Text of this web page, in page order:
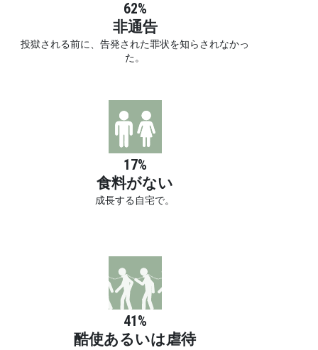
62%
非通告
投獄される前に、告発された罪状を知らされなかっ
た。
17%
食料がない
成長する自宅で。
41%
酷使あるいは虐待